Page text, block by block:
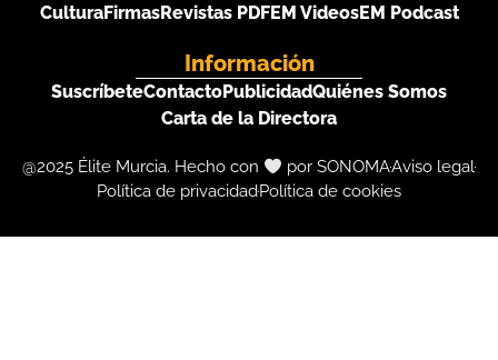
CulturaFirmasRevistas PDFEM VideosEM Podcast
Información
SuscríbeteContactoPublicidadQuiénes Somos
Carta de la Directora
@2025 Élite Murcia. Hecho con por SONOMAAviso legal
Política de privacidadPolítica de cookies